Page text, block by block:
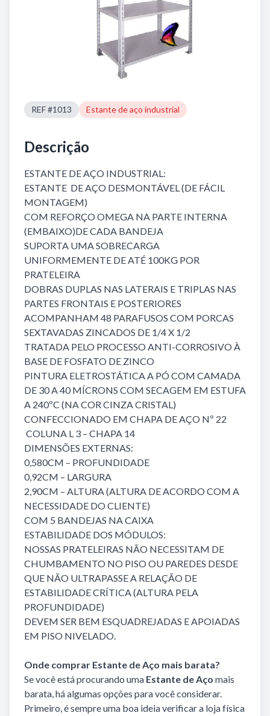
REF #1013 Estante de aço industrial
Descrição
ESTANTE DE AÇO INDUSTRIAL:
ESTANTE DE AÇO DESMONTÁVEL (DE FÁCIL
MONTAGEM)
COM REFORÇO OMEGA NA PARTE INTERNA
(EMBAIXO)DE CADA BANDEJA
SUPORTA UMA SOBRECARGA
UNIFORMEMENTE DE ATÉ 100KG POR
PRATELEIRA
DOBRAS DUPLAS NAS LATERAIS E TRIPLAS NAS
PARTES FRONTAIS E POSTERIORES
ACOMPANHAM 48 PARAFUSOS COM PORCAS
SEXTAVADAS ZINCADOS DE 1/4 X 1/2
TRATADA PELO PROCESSO ANTI-CORROSIVO À
BASE DE FOSFATO DE ZINCO
PINTURA ELETROSTÁTICA A PÓ COM CAMADA
DE 30 A 40 MÍCRONS COM SECAGEM EM ESTUFA
A 240ºC (NA COR CINZA CRISTAL)
CONFECCIONADO EM CHAPA DE AÇO Nº 22
COLUNA L 3 – CHAPA 14
DIMENSÕES EXTERNAS:
0,580CM – PROFUNDIDADE
0,92CM – LARGURA
2,90CM – ALTURA (ALTURA DE ACORDO COM A
NECESSIDADE DO CLIENTE)
COM 5 BANDEJAS NA CAIXA
ESTABILIDADE DOS MÓDULOS:
NOSSAS PRATELEIRAS NÃO NECESSITAM DE
CHUMBAMENTO NO PISO OU PAREDES DESDE
QUE NÃO ULTRAPASSE A RELAÇÃO DE
ESTABILIDADE CRÍTICA (ALTURA PELA
PROFUNDIDADE)
DEVEM SER BEM ESQUADREJADAS E APOIADAS
EM PISO NIVELADO.
Onde comprar Estante de Aço mais barata?
Se você está procurando uma Estante de Aço mais
barata, há algumas opções para você considerar.
Primeiro, é sempre uma boa ideia verificar a loja física